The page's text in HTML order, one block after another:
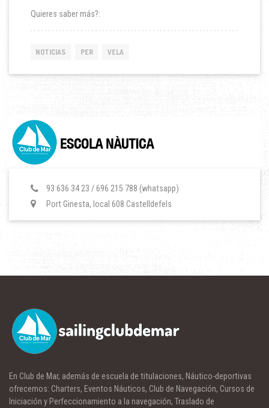
Quieres saber más?:
NOTICIAS PER VELA
93 636 34 23 / 696 215 788 (whatsapp)
Port Ginesta, local 608 Castelldefels
En Club de Mar, además de escuela de titulaciones, Náutico-deportivas
ofrecemos: Charters, Eventos Náuticos, Club de Navegación, Cursos de
Iniciación y Perfeccionamiento a la navegación, Traslado de